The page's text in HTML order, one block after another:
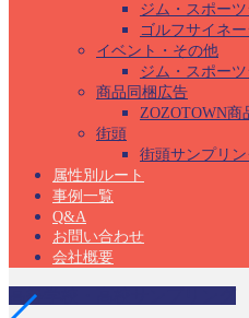
ジム・スポー
ゴルフサイネー
イベント・その他
ジム・スポー
商品同梱広告
ZOZOTOWN商
街頭
街頭サンプリ
属性別ルート
事例一覧
Q&A
お問い合わせ
会社概要
高等学校・高校サンプリング